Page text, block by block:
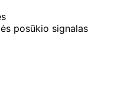
posūkio signalas